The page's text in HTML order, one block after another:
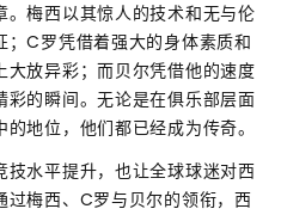
梅西以其惊人的技术和无与伦
；C罗凭借着强大的身体素质和
放异彩；而贝尔凭借他的速度
的瞬间。无论是在俱乐部层面
地位，他们都已经成为传奇。
水平提升，也让全球球迷对西
过梅西、C罗与贝尔的领衔，西